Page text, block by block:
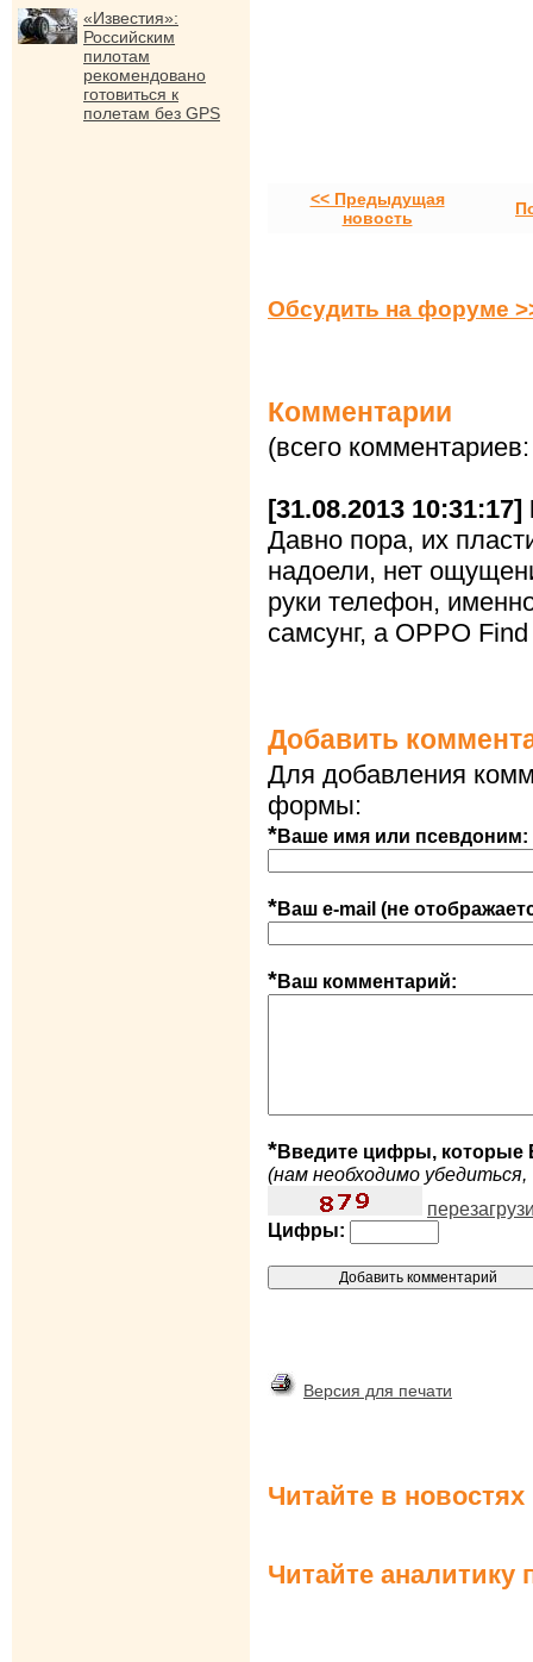
«Известия»:
Российским
пилотам
рекомендовано
готовиться к
полетам без GPS
<< Предыдущая
новость
Обсудить на форуме
Комментарии
(всего
[31.08.2013
Давно пора, их
надоели, нет
руки телефон,
самсунг, а OPPO
Добавить
Для добавления
формы:
*Ваше имя или псевдоним:
*Ваш e-mail (не
*Ваш комментарий:
*Введите цифры, которые
(нам необходимо
Цифры:
Версия для печати
Читайте в
Читайте аналитику